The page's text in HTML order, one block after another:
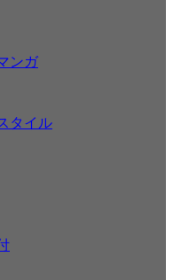
ンガ
タイル